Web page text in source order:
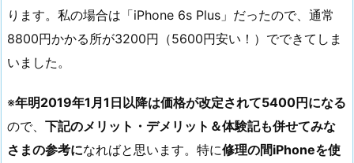
ります。私の場合は「iPhone 6s Plus」だったので、通常
8800円かかる所が3200円（5600円安い！）でできてしま
いました。
※年明2019年1月1日以降は価格が改定されて5400円になる
ので、 下記のメリット・デメリット＆体験記も併せてみな
さまの参考になればと思います。特に修理の間iPhoneを使